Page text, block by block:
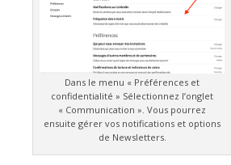
Dans le menu « Préférences et
confidentialité » Sélectionnez l’onglet
« Communication ». Vous pourrez
ensuite gérer vos notifications et options
de Newsletters.